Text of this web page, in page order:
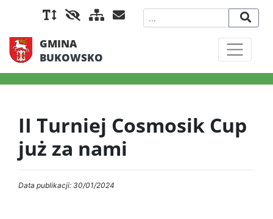
GMINA
BUKOWSKO
II Turniej Cosmosik Cup
już za nami
Data publikacji: 30/01/2024